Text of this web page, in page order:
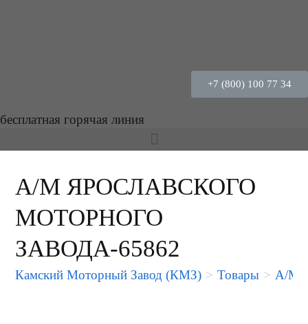
+7 (800) 100 77 34
бесплатная горячая линия
А/М ЯРОСЛАВСКОГО
МОТОРНОГО
ЗАВОДА-65862
Камский Моторный Завод (КМЗ) > Товары > А/М